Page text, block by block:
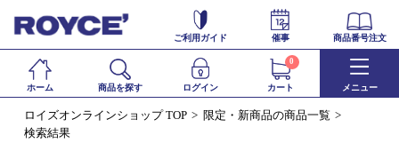
ご利用ガイド 催事 商品番号注文
ホーム 商品を探す ログイン カート
0
メニュー
ロイズオンラインショップ TOP
限定・新商品の商品一覧
検索結果